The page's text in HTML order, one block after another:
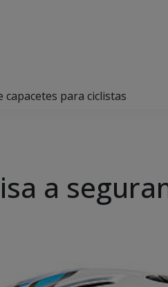
para ciclistas
a